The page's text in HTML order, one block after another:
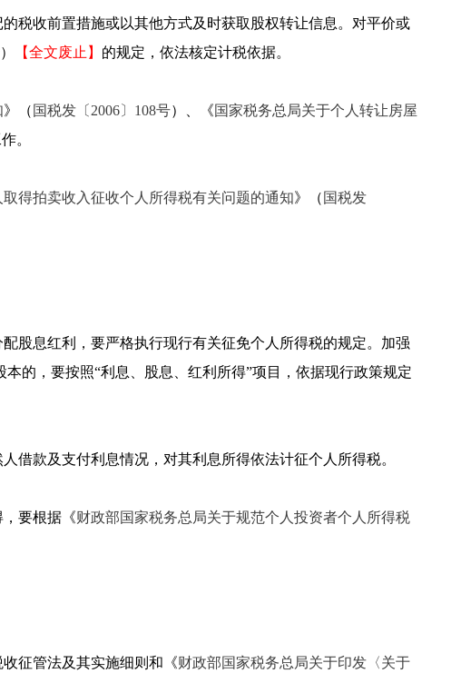
税收前置措施或以其他方式及时获取股权转让信息。对平价或
【全文废止】 的规定，依法核定计税依据。
》（ 国税发〔2006〕108号）、《国家税务总局关于个人转让房屋
。
得拍卖收入征收个人所得税有关问题的通知》（ 国税发
股息红利，要严格执行现行有关征免个人所得税的规定。加强
的，要按照“利息、股息、红利所得”项目，依据现行政策规定
借款及支付利息情况，对其利息所得依法计征个人所得税。
要根据《财政部国家税务总局关于规范个人投资者个人所得税
征管法及其实施细则和《财政部国家税务总局关于印发〈关于